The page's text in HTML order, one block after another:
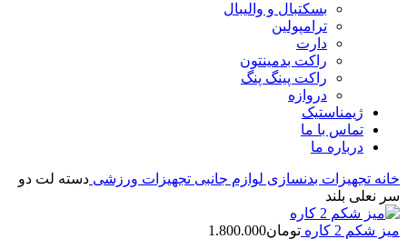
بسکتبال و والیبال
ترامپولین
دارت
راکت بدمینتون
راکت پینگ پنگ
دروازه
ژیمناستیک
تماس با ما
درباره ما
خانه تجهیزات بدنسازی لوازم جانبی تجهیزات ورزشی دسته لت دو
سر نعلی بلند
میز شکم 2 کاره تومان1.800.000